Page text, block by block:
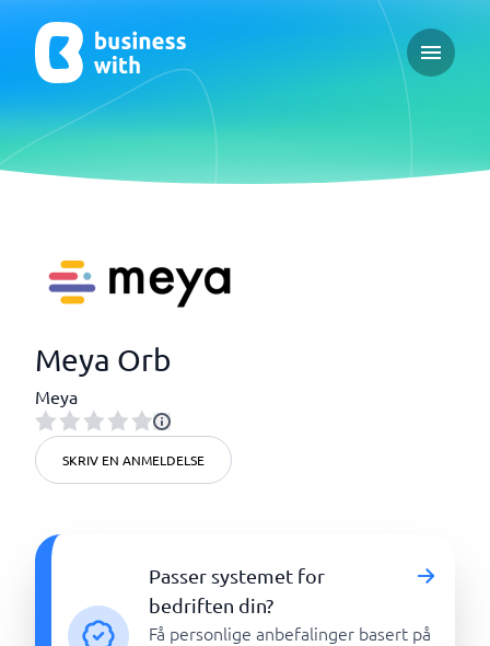
Open
Meya Orb
Meya
SKRIV EN ANMELDELSE
Passer systemet for
bedriften din?
Få personlige anbefalinger basert på